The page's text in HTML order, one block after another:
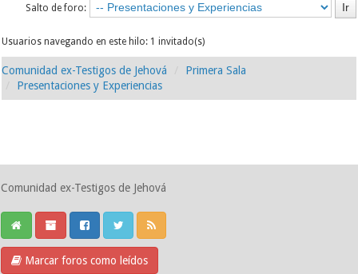
Salto de foro:
Usuarios navegando en este hilo: 1 invitado(s)
Comunidad ex-Testigos de Jehová
Primera Sala
Presentaciones y Experiencias
Comunidad ex-Testigos de Jehová
Marcar foros como leídos